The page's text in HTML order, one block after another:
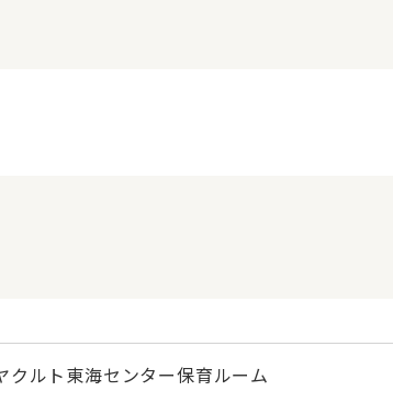
クルト東海センター保育ルーム